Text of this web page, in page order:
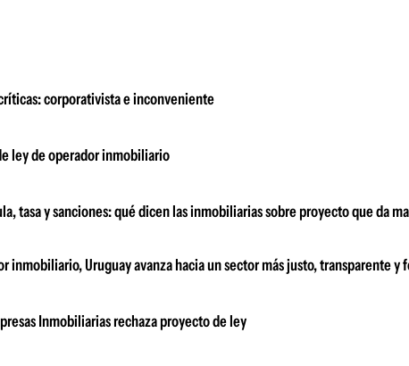
corporativista e inconveniente
ley de operador inmobiliario
tasa y sanciones: qué dicen las inmobiliarias sobre proyecto que da
inmobiliario, Uruguay avanza hacia un sector más justo, transparente y
Inmobiliarias rechaza proyecto de ley